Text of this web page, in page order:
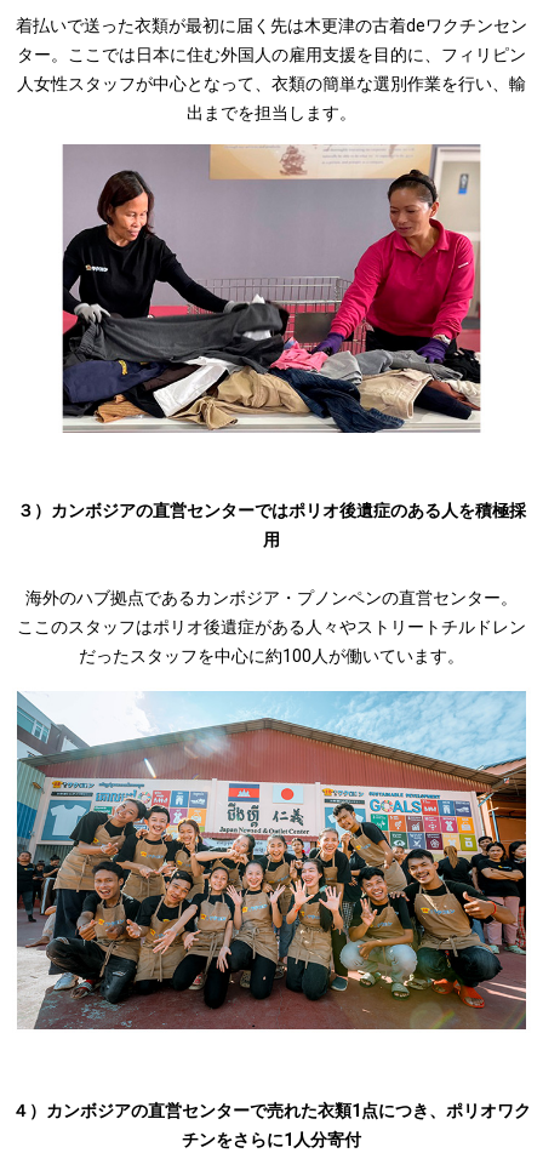
着払いで送った衣類が最初に届く先は木更津の古着deワクチンセン
ター。ここでは日本に住む外国人の雇用支援を目的に、フィリピン
人女性スタッフが中心となって、衣類の簡単な選別作業を行い、輸
出までを担当します。
３）カンボジアの直営センターではポリオ後遺症のある人を積極採
用
海外のハブ拠点であるカンボジア・プノンペンの直営センター。
ここのスタッフはポリオ後遺症がある人々やストリートチルドレン
だったスタッフを中心に約100人が働いています。
４）カンボジアの直営センターで売れた衣類1点につき、ポリオワク
チンをさらに1人分寄付